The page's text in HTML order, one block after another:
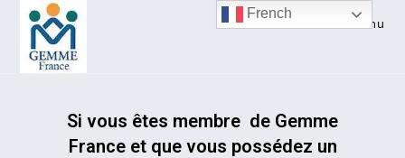
Menu
Si vous êtes membre de Gemme
France et que vous possédez un
French